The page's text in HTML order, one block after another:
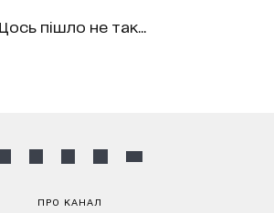
пішло не так...
ПРО КАНАЛ